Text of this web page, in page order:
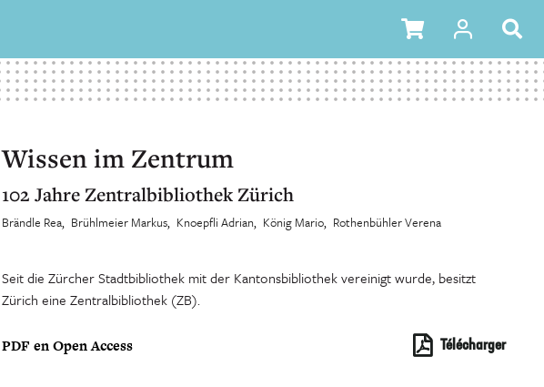
Wissen im Zentrum
102 Jahre Zentralbibliothek Zürich
Brändle Rea Brühlmeier Markus Knoepfli Adrian König Mario Rothenbühler Verena
Seit die Zürcher Stadtbibliothek mit der Kantonsbibliothek vereinigt wurde, besitzt
Zürich eine Zentralbibliothek (ZB).
PDF en Open Access Télécharger